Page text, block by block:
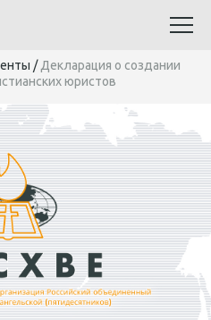
/Декларация о создании
юристов